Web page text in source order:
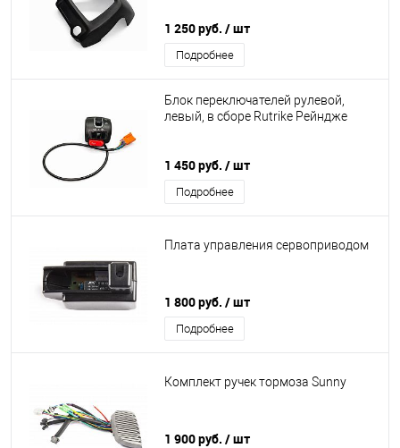
1 250 руб. / шт
Подробнее
Блок переключателей рулевой,
левый, в сборе Rutrike Рейндже
1 450 руб. / шт
Подробнее
Плата управления сервоприводом
1 800 руб. / шт
Подробнее
Комплект ручек тормоза Sunny
1 900 руб. / шт